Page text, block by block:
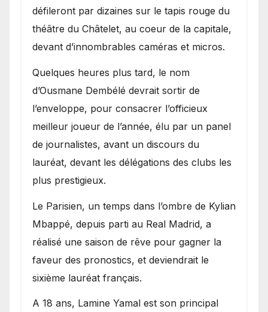
défileront par dizaines sur le tapis rouge du
théâtre du Châtelet, au coeur de la capitale,
devant d’innombrables caméras et micros.
Quelques heures plus tard, le nom
d’Ousmane Dembélé devrait sortir de
l’enveloppe, pour consacrer l’officieux
meilleur joueur de l’année, élu par un panel
de journalistes, avant un discours du
lauréat, devant les délégations des clubs les
plus prestigieux.
Le Parisien, un temps dans l’ombre de Kylian
Mbappé, depuis parti au Real Madrid, a
réalisé une saison de rêve pour gagner la
faveur des pronostics, et deviendrait le
sixième lauréat français.
A 18 ans, Lamine Yamal est son principal